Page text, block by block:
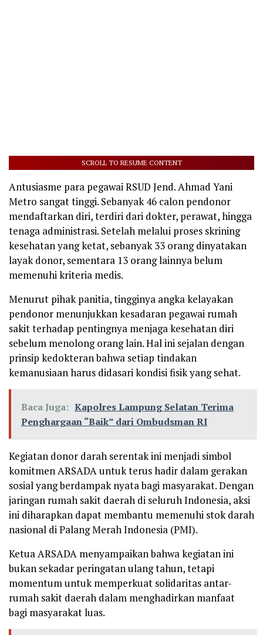
SCROLL TO RESUME CONTENT
Antusiasme para pegawai RSUD Jend. Ahmad Yani
Metro sangat tinggi. Sebanyak 46 calon pendonor
mendaftarkan diri, terdiri dari dokter, perawat, hingga
tenaga administrasi. Setelah melalui proses skrining
kesehatan yang ketat, sebanyak 33 orang dinyatakan
layak donor, sementara 13 orang lainnya belum
memenuhi kriteria medis.
Menurut pihak panitia, tingginya angka kelayakan
pendonor menunjukkan kesadaran pegawai rumah
sakit terhadap pentingnya menjaga kesehatan diri
sebelum menolong orang lain. Hal ini sejalan dengan
prinsip kedokteran bahwa setiap tindakan
kemanusiaan harus didasari kondisi fisik yang sehat.
Baca Juga: Kapolres Lampung Selatan Terima
Penghargaan “Baik” dari Ombudsman RI
Kegiatan donor darah serentak ini menjadi simbol
komitmen ARSADA untuk terus hadir dalam gerakan
sosial yang berdampak nyata bagi masyarakat. Dengan
jaringan rumah sakit daerah di seluruh Indonesia, aksi
ini diharapkan dapat membantu memenuhi stok darah
nasional di Palang Merah Indonesia (PMI).
Ketua ARSADA menyampaikan bahwa kegiatan ini
bukan sekadar peringatan ulang tahun, tetapi
momentum untuk memperkuat solidaritas antar-
rumah sakit daerah dalam menghadirkan manfaat
bagi masyarakat luas.